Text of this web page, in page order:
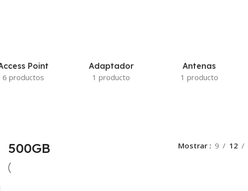
Point
6 productos
Adaptador
1 producto
Antenas
1 producto
500GB Mostrar 9 12